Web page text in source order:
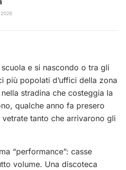
2026
e si nascondo o tra gli
più popolati d’uffici della zona
stradina che costeggia la
qualche anno fa presero
vetrate tanto che arrivarono gli
“performance”: casse
volume. Una discoteca